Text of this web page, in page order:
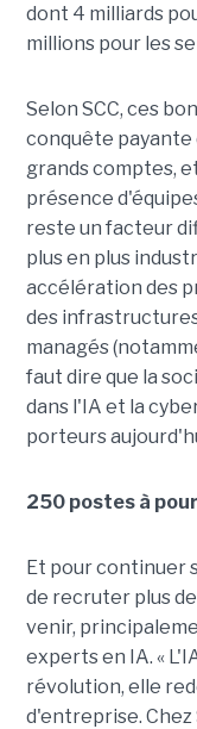
dont 4 milliards
millions pour les
Selon SCC, ces
conquête payante
grands comptes,
présence
reste un facteur
plus en plus
accélération des
des
managés
faut dire que la
dans l'IA et la
porteurs
250 postes à
Et pour continuer
de recruter plus
venir,
experts en IA. «
révolution, elle
d'entreprise. Chez